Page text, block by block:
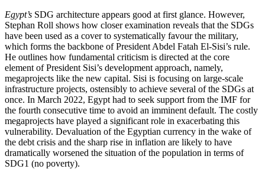
Egypt’s SDG architecture appears good at first glance. However,
Stephan Roll shows how closer examination reveals that the SDGs
have been used as a cover to systematically favour the military,
which forms the backbone of President Abdel Fatah El-Sisi’s rule.
He outlines how fundamental criticism is directed at the core
element of President Sisi’s development approach, namely,
megaprojects like the new capital. Sisi is focusing on large-scale
infrastructure projects, ostensibly to achieve several of the SDGs at
once. In March 2022, Egypt had to seek support from the IMF for
the fourth consecutive time to avoid an imminent default. The costly
megaprojects have played a signifi­cant role in exacerbating this
vulnerability. Devalua­tion of the Egyptian currency in the wake of
the debt crisis and the sharp rise in inflation are likely to have
dramatically worsened the situation of the population in terms of
SDG1 (no poverty).